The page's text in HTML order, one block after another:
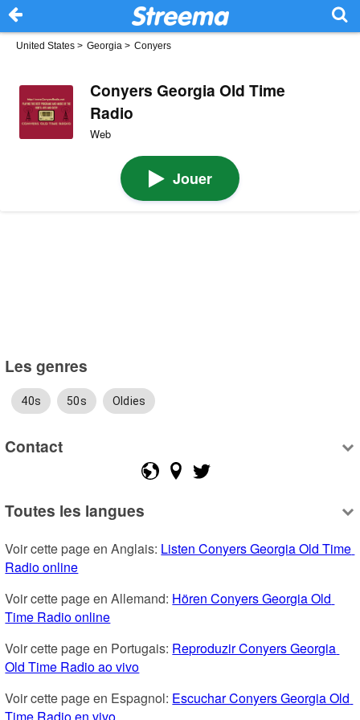
United States > Georgia > Conyers
Conyers Georgia Old Time
Radio
Web
Jouer
Les genres
40s 50s Oldies
Contact
Toutes les langues
Voir cette page en Anglais: Listen Conyers Georgia Old Time
Radio online
Voir cette page en Allemand: Hören Conyers Georgia Old
Time Radio online
Voir cette page en Portugais: Reproduzir Conyers Georgia
Old Time Radio ao vivo
Voir cette page en Espagnol: Escuchar Conyers Georgia Old
Time Radio en vivo